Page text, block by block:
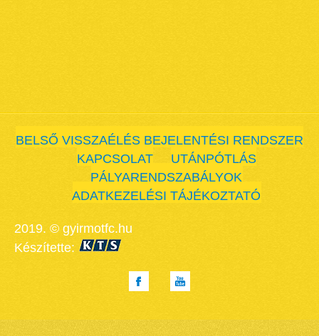
BELSŐ VISSZAÉLÉS BEJELENTÉSI RENDSZER
KAPCSOLAT
UTÁNPÓTLÁS
PÁLYARENDSZABÁLYOK
ADATKEZELÉSI TÁJÉKOZTATÓ
2019. © gyirmotfc.hu
Készítette: